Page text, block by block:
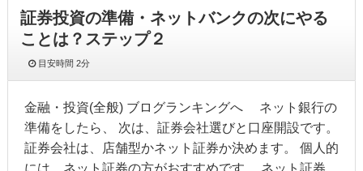
証券投資の準備・ネットバンクの次にやる
ことは？ステップ２
目安時間2分
金融・投資(全般) ブログランキングへ ネット銀行の
準備をしたら、 次は、証券会社選びと口座開設です。
証券会社は、店舗型かネット証券か決めます。 個人的
には、ネット証券の方がおすすめです。 ネット証券